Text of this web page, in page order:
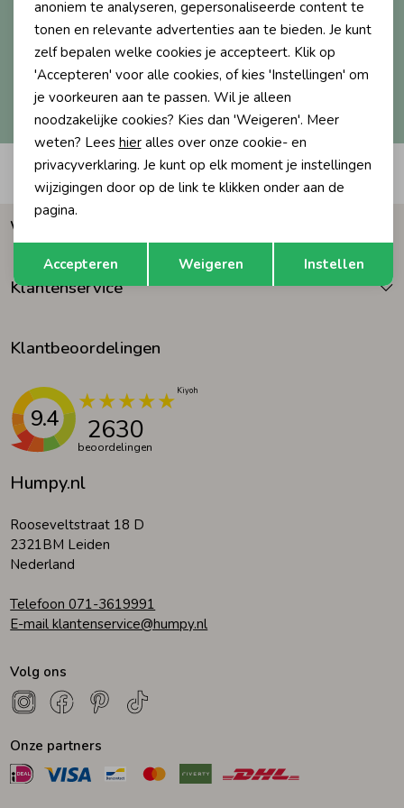
Ondergoed
Regenkleding &-laarzen
Zomeraccessoires
Kledingaccessoires
Beenmode
Blouses
Blazers & Gilets
Leggings
Boxpakjes
Rompers
Regenkleding &-laarzen
Zomeraccessoires
Beenmode
Winteraccessoires
Aanmelden
Hoe we met je data omgaan? Bekijk dit in onze
privacyverklaring.
Automatisch sparen voor korting
Humpy.nl
Rooseveltstraat 18 D
2321BM Leiden
Nederland
Telefoon 071-3619991
E-mail klantenservice@humpy.nl
Waarom Humpy?
Klantenservice
Klantbeoordelingen
9.4 2630
beoordelingen
Volg ons
Onze partners
Terug Opslaan
anoniem te analyseren, gepersonaliseerde content te
tonen en relevante advertenties aan te bieden. Je kunt
zelf bepalen welke cookies je accepteert. Klik op
'Accepteren' voor alle cookies, of kies 'Instellingen' om
je voorkeuren aan te passen. Wil je alleen
noodzakelijke cookies? Kies dan 'Weigeren'. Meer
weten? Lees hieralles over onze cookie- en
privacyverklaring. Je kunt op elk moment je instellingen
wijzigingen door op de link te klikken onder aan de
pagina.
Accepteren Weigeren Instellen